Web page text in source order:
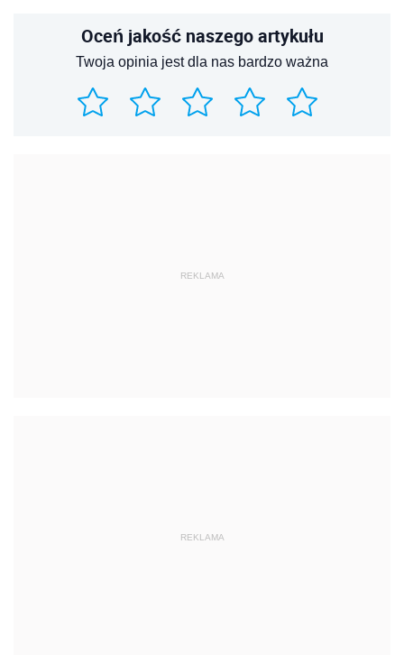
Oceń jakość naszego artykułu
Twoja opinia jest dla nas bardzo ważna
REKLAMA
REKLAMA